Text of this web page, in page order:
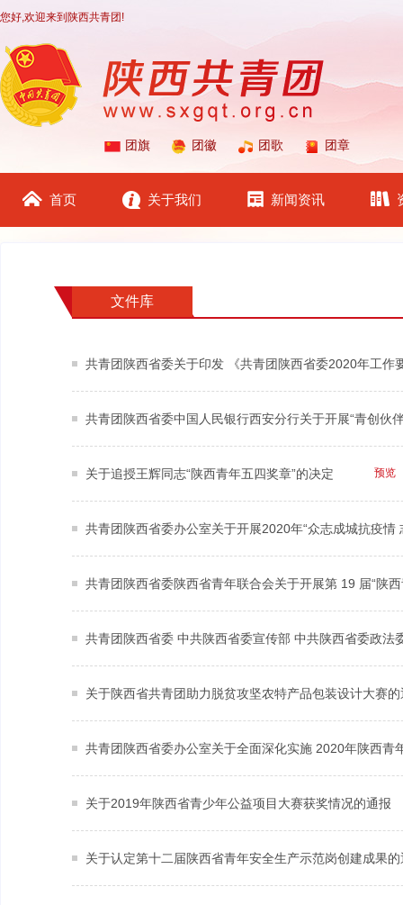
您好,欢迎来到陕西共青团!
团旗 团徽 团歌 团章
首页 关于我们 新闻资讯
文件库
共青团陕西省委关于印发 《共青团陕西省委2020年工作
共青团陕西省委中国人民银行西安分行关于开展“青创伙
关于追授王辉同志“陕西青年五四奖章”的决定 预览
共青团陕西省委办公室关于开展2020年“众志成城抗疫
共青团陕西省委陕西省青年联合会关于开展第 19 届“陕
关于陕西省共青团助力脱贫攻坚农特产品包装设计大赛的
共青团陕西省委办公室关于全面深化实施 2020年陕西青
关于2019年陕西省青少年公益项目大赛获奖情况的通报
关于认定第十二届陕西省青年安全生产示范岗创建成果的